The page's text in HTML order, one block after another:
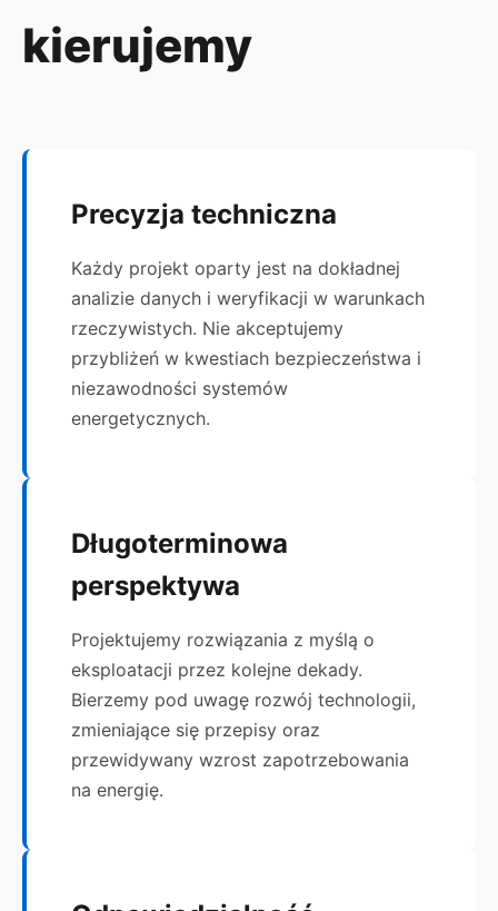
kierujemy
Precyzja techniczna
Każdy projekt oparty jest na dokładnej
analizie danych i weryfikacji w warunkach
rzeczywistych. Nie akceptujemy
przybliżeń w kwestiach bezpieczeństwa i
niezawodności systemów
energetycznych.
Długoterminowa
perspektywa
Projektujemy rozwiązania z myślą o
eksploatacji przez kolejne dekady.
Bierzemy pod uwagę rozwój technologii,
zmieniające się przepisy oraz
przewidywany wzrost zapotrzebowania
na energię.